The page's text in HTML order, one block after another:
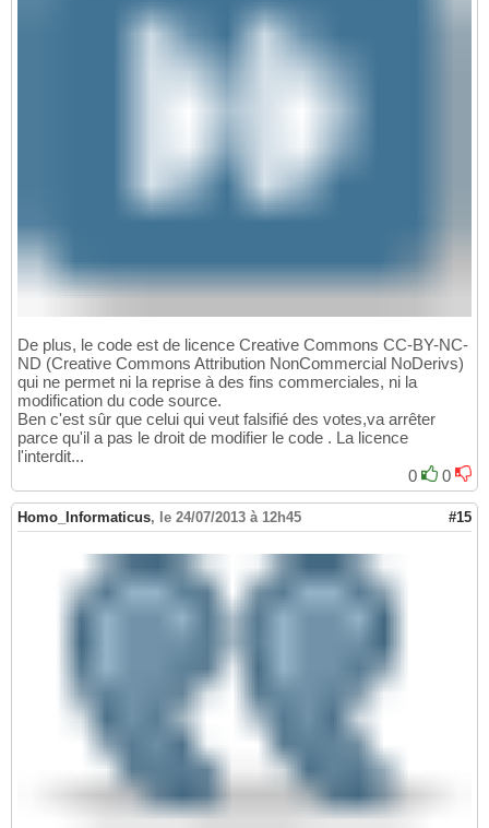
De plus, le code est de licence Creative Commons CC-BY-NC-
ND (Creative Commons Attribution NonCommercial NoDerivs)
qui ne permet ni la reprise à des fins commerciales, ni la
modification du code source.
Ben c'est sûr que celui qui veut falsifié des votes,va arrêter
parce qu'il a pas le droit de modifier le code . La licence
l'interdit...
0
0
Homo_Informaticus, le 24/07/2013 à 12h45 #15